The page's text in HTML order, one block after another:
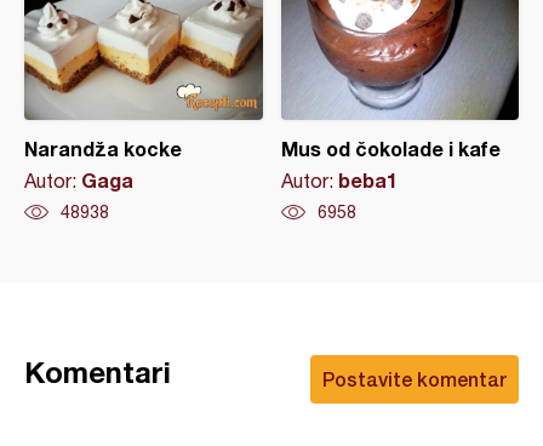
Narandža kocke
Autor: Gaga
48938
Mus od čokolade i kafe
Autor: beba1
6958
Postavite komentar
Komentari